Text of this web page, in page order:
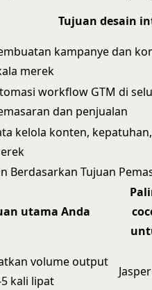
Tujuan desain
kampanye dan
merek
workflow GTM di
dan penjualan
kelola konten,
Berdasarkan Tujuan
utama Anda
volume output
kali lipat
Jasper